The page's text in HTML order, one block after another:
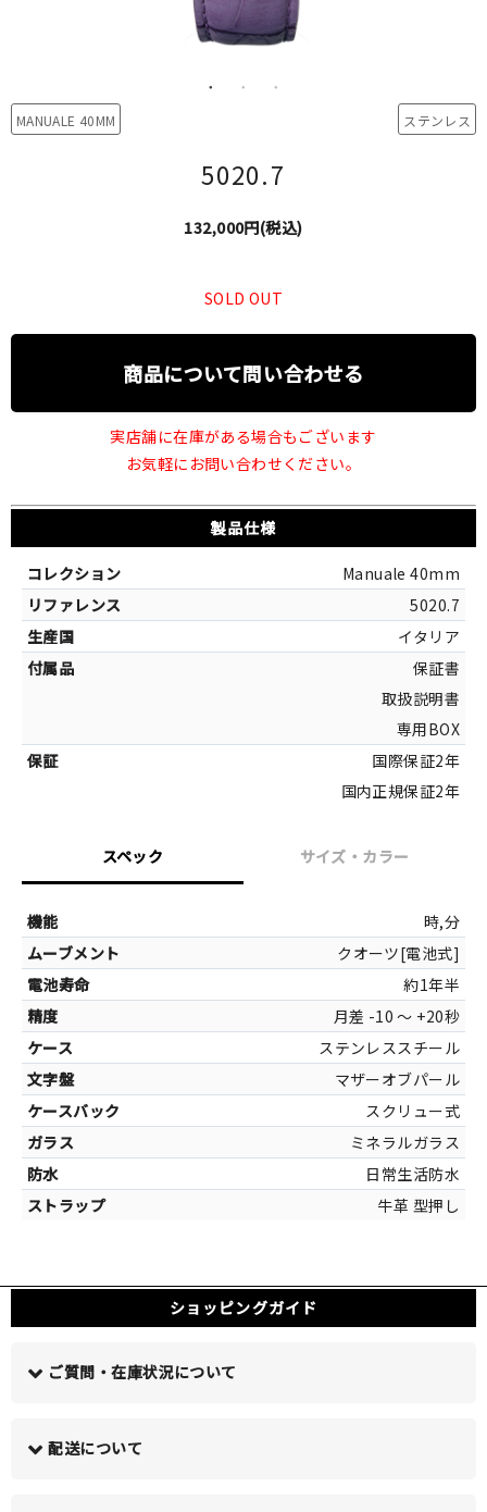
MANUALE 40MM ステンレス
5020.7
132,000円(税込)
SOLD OUT
商品について問い合わせる
実店舗に在庫がある場合もございます
お気軽にお問い合わせください。
製品仕様
Manuale 40mm
5020.7
イタリア
保証書
取扱説明書
専用BOX
国際保証2年
国内正規保証2年
スペック
時,分
クオーツ[電池式]
約1年半
月差 -10 ～ +20秒
ステンレススチール
マザーオブパール
スクリュー式
ミネラルガラス
日常生活防水
牛革 型押し
サイズ・カラー
カラー
シルバー[ステ
ホワイト[マ
ショッピングガイド
ご質問・在庫状況について
配送について